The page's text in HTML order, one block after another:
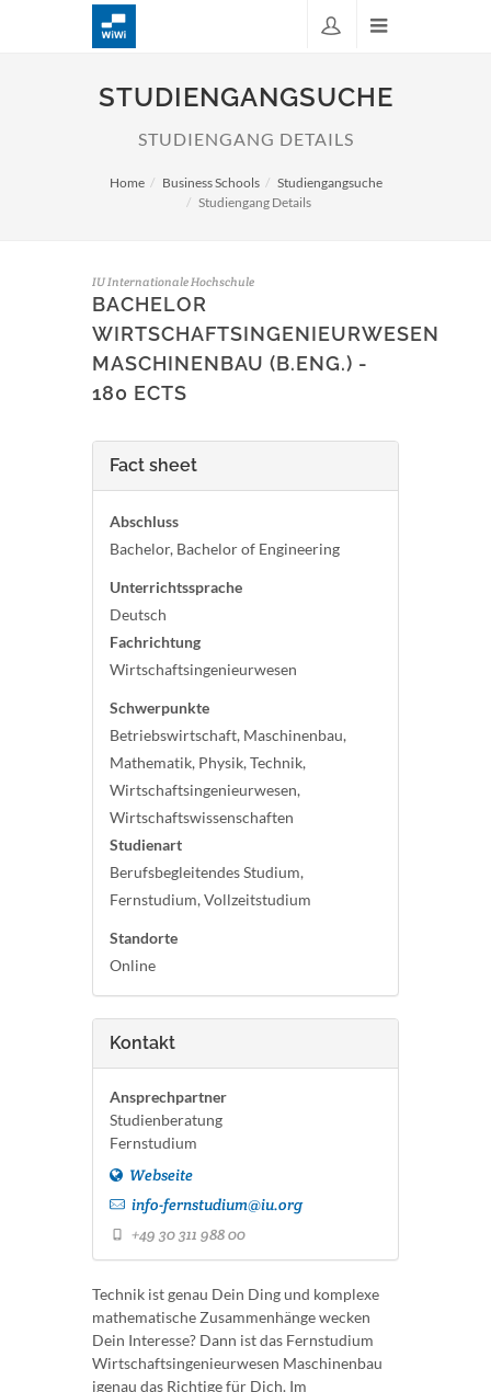
STUDIENGANGSUCHE
STUDIENGANG DETAILS
Home Business Schools
Studiengangsuche
Studiengang Details
IU Internationale Hochschule
BACHELOR
WIRTSCHAFTSINGENIEURWESEN
MASCHINENBAU (B.ENG.) -
180 ECTS
Fact sheet
Abschluss
Bachelor, Bachelor of Engineering
Unterrichtssprache
Deutsch
Fachrichtung
Wirtschaftsingenieurwesen
Schwerpunkte
Betriebswirtschaft, Maschinenbau,
Mathematik, Physik, Technik,
Wirtschaftsingenieurwesen,
Wirtschaftswissenschaften
Studienart
Berufsbegleitendes Studium,
Fernstudium, Vollzeitstudium
Standorte
Online
Kontakt
Ansprechpartner
Studienberatung
Fernstudium
Webseite
info-fernstudium@iu.org
+49 30 311 988 00
Technik ist genau Dein Ding und komplexe
mathematische Zusammenhänge wecken
Dein Interesse? Dann ist das Fernstudium
Wirtschaftsingenieurwesen Maschinenbau
igenau das Richtige für Dich. Im